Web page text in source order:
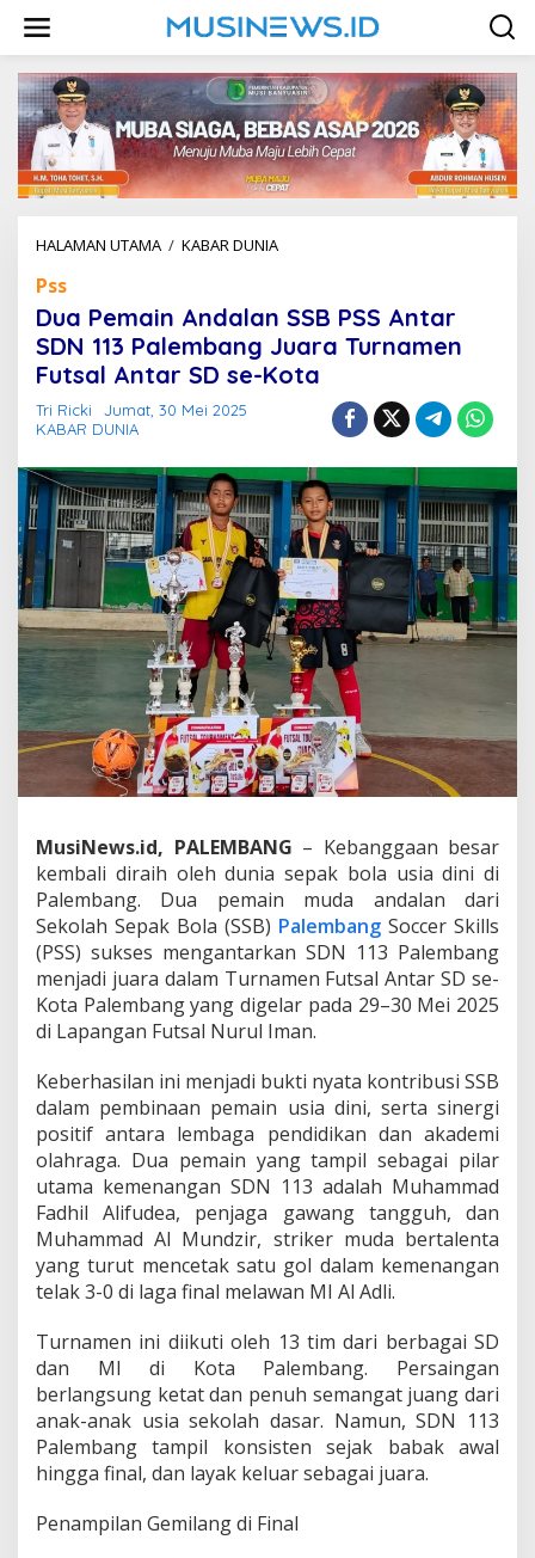
w
HALAMAN UTAMA / KABAR DUNIA
e
m
a
d
a
a
n
S
S
B
P
S
A
n
t
a
r
D
N
1
3
P
a
l
e
m
a
g
u
a
a
u
r
a
m
n
F
u
t
l
Pss
Dua Pemain Andalan SSB PSS Antar
SDN 113 Palembang Juara Turnamen
Futsal Antar SD se-Kota
Tri Ricki
Jumat, 30 Mei 2025
KABAR DUNIA
MusiNews.id, PALEMBANG – Kebanggaan besar
kembali diraih oleh dunia sepak bola usia dini di
Palembang. Dua pemain muda andalan dari
Sekolah Sepak Bola (SSB) Palembang Soccer Skills
(PSS) sukses mengantarkan SDN 113 Palembang
menjadi juara dalam Turnamen Futsal Antar SD se-
Kota Palembang yang digelar pada 29–30 Mei 2025
di Lapangan Futsal Nurul Iman.
Keberhasilan ini menjadi bukti nyata kontribusi SSB
dalam pembinaan pemain usia dini, serta sinergi
positif antara lembaga pendidikan dan akademi
olahraga. Dua pemain yang tampil sebagai pilar
utama kemenangan SDN 113 adalah Muhammad
Fadhil Alifudea, penjaga gawang tangguh, dan
Muhammad Al Mundzir, striker muda bertalenta
yang turut mencetak satu gol dalam kemenangan
telak 3-0 di laga final melawan MI Al Adli.
Turnamen ini diikuti oleh 13 tim dari berbagai SD
dan MI di Kota Palembang. Persaingan
berlangsung ketat dan penuh semangat juang dari
anak-anak usia sekolah dasar. Namun, SDN 113
Palembang tampil konsisten sejak babak awal
hingga final, dan layak keluar sebagai juara.
Penampilan Gemilang di Final